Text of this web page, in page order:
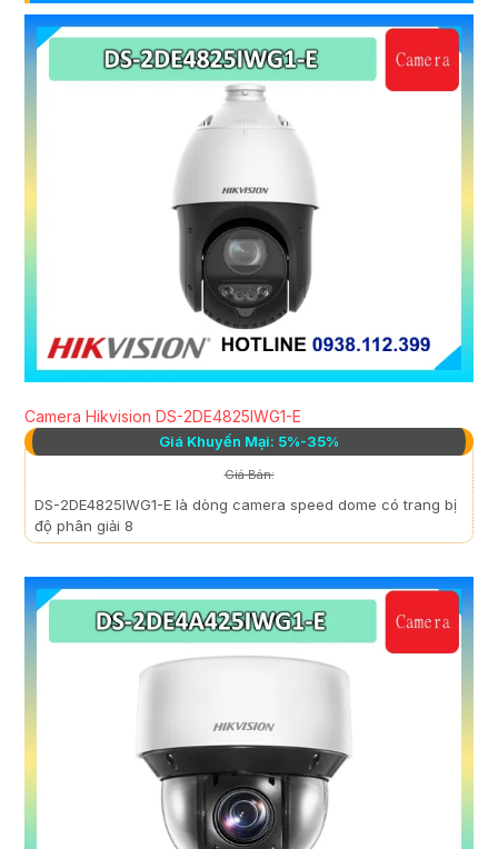
Camera Hikvision DS-2DE4825IWG1-E
Giá Khuyến Mại: 5%-35%
Giá Bán:
DS-2DE4825IWG1-E là dòng camera speed dome có trang bị
độ phân giải 8